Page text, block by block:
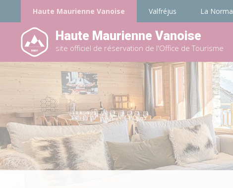
Haute Maurienne Vanoise Valfréjus La Norma
Haute Maurienne Vanoise
site officiel de réservation de l'Office de Tourisme